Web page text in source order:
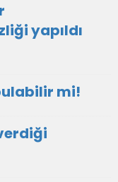
yapıldı
mi!